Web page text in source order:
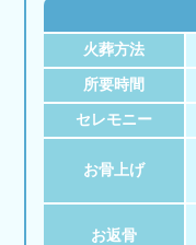
火葬方法
所要時間
セレモニー
お骨上げ
お返骨